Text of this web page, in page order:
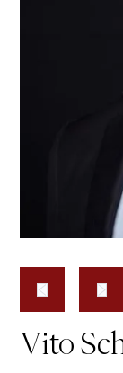
Vito